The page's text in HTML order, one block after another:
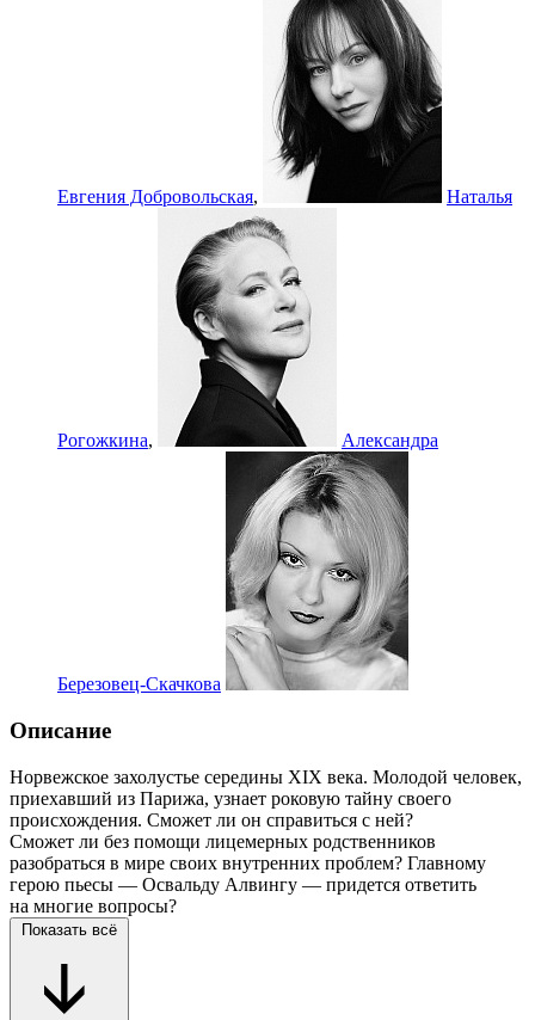
Евгения Добровольская, Наталья
Рогожкина, Александра
Березовец-Скачкова
Описание
Норвежское захолустье середины XIX века. Молодой человек,
приехавший из Парижа, узнает роковую тайну своего
происхождения. Сможет ли он справиться с ней?
Сможет ли без помощи лицемерных родственников
разобраться в мире своих внутренних проблем? Главному
герою пьесы — Освальду Алвингу — придется ответить
на многие вопросы?
Показать всё